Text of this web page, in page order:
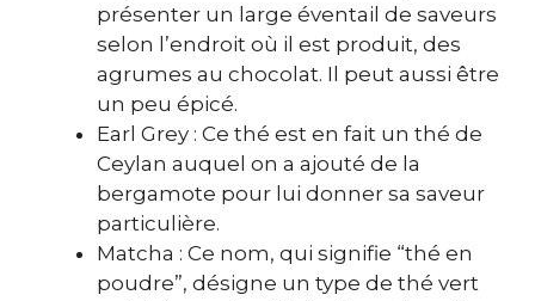
présenter un large éventail de saveurs
selon l’endroit où il est produit, des
agrumes au chocolat. Il peut aussi être
un peu épicé.
Earl Grey : Ce thé est en fait un thé de
Ceylan auquel on a ajouté de la
bergamote pour lui donner sa saveur
particulière.
Matcha : Ce nom, qui signifie “thé en
poudre”, désigne un type de thé vert